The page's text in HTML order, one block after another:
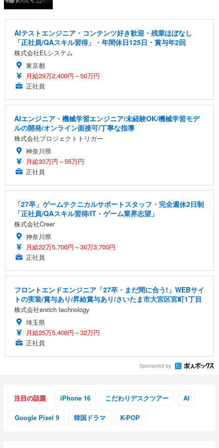
AIテストエンジニア・コンテンツ好き歓迎・残業ほぼなし
「正社員/QAスキル習得」・年間休日125日・賞与年2回
株式会社ELシステム
東京都
月給29万2,400円～50万円
正社員
AIエンジニア・機械学習エンジニア/未経験OK/機械学習モデ
ルの開発/オンライン面接可/丁寧な指導
株式会社プロジェクトトリガー
神奈川県
月給33万円～55万円
正社員
「27卒」ゲームテクニカルサポートスタッフ・完全週休2日制
「正社員/QAスキル習得/IT・ゲーム業界志望」
株式会社Creer
神奈川県
月給22万5,700円～30万3,700円
正社員
フロントエンドエンジニア「27卒・まだ間に合う!」WEBサイ
トの実装/賞与あり/昇給賞与あり/さいたま市大宮区宮町1丁目
株式会社enrich technology
埼玉県
月給25万5,400円～32万円
正社員
Sponsored by
注目の話題 iPhone 16 こだわりデスクツアー AI
Google Pixel 9 韓国ドラマ K-POP